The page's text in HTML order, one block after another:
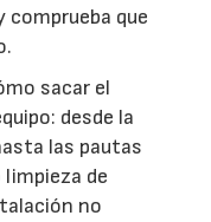
que
sacar el
desde la
las pautas
de
no